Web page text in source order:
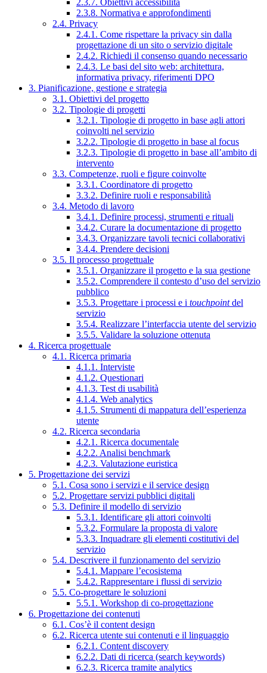
2.3.7. Obiettivi accessibilità
2.3.8. Normativa e approfondimenti
2.4. Privacy
2.4.1. Come rispettare la privacy sin dalla
progettazione di un sito o servizio digitale
2.4.2. Richiedi il consenso quando necessario
2.4.3. Le basi del sito web: architettura,
informativa privacy, riferimenti DPO
3. Pianificazione, gestione e strategia
3.1. Obiettivi del progetto
3.2. Tipologie di progetti
3.2.1. Tipologie di progetto in base agli attori
coinvolti nel servizio
3.2.2. Tipologie di progetto in base al focus
3.2.3. Tipologie di progetto in base all’ambito di
intervento
3.3. Competenze, ruoli e figure coinvolte
3.3.1. Coordinatore di progetto
3.3.2. Definire ruoli e responsabilità
3.4. Metodo di lavoro
3.4.1. Definire processi, strumenti e rituali
3.4.2. Curare la documentazione di progetto
3.4.3. Organizzare tavoli tecnici collaborativi
3.4.4. Prendere decisioni
3.5. Il processo progettuale
3.5.1. Organizzare il progetto e la sua gestione
3.5.2. Comprendere il contesto d’uso del servizio
pubblico
3.5.3. Progettare i processi e i touchpointdel
servizio
3.5.4. Realizzare l’interfaccia utente del servizio
3.5.5. Validare la soluzione ottenuta
4. Ricerca progettuale
4.1. Ricerca primaria
4.1.1. Interviste
4.1.2. Questionari
4.1.3. Test di usabilità
4.1.4. Web analytics
4.1.5. Strumenti di mappatura dell’esperienza
utente
4.2. Ricerca secondaria
4.2.1. Ricerca documentale
4.2.2. Analisi benchmark
4.2.3. Valutazione euristica
5. Progettazione dei servizi
5.1. Cosa sono i servizi e il service design
5.2. Progettare servizi pubblici digitali
5.3. Definire il modello di servizio
5.3.1. Identificare gli attori coinvolti
5.3.2. Formulare la proposta di valore
5.3.3. Inquadrare gli elementi costitutivi del
servizio
5.4. Descrivere il funzionamento del servizio
5.4.1. Mappare l’ecosistema
5.4.2. Rappresentare i flussi di servizio
5.5. Co-progettare le soluzioni
5.5.1. Workshop di co-progettazione
6. Progettazione dei contenuti
6.1. Cos’è il content design
6.2. Ricerca utente sui contenuti e il linguaggio
6.2.1. Content discovery
6.2.2. Dati di ricerca (search keywords)
6.2.3. Ricerca tramite analytics